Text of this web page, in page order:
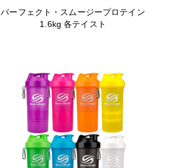
パーフェクト・スムージープロテイン
1.6kg 各テイスト